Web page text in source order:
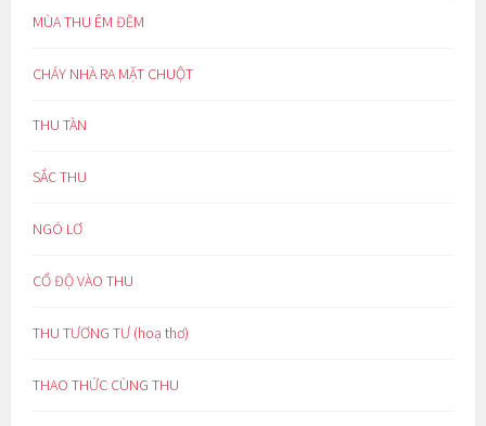
MÙA THU ÊM ĐỀM
CHÁY NHÀ RA MẶT CHUỘT
THU TÀN
SẮC THU
NGÓ LƠ
CỔ ĐỘ VÀO THU
THU TƯƠNG TƯ (hoạ thơ)
THAO THỨC CÙNG THU